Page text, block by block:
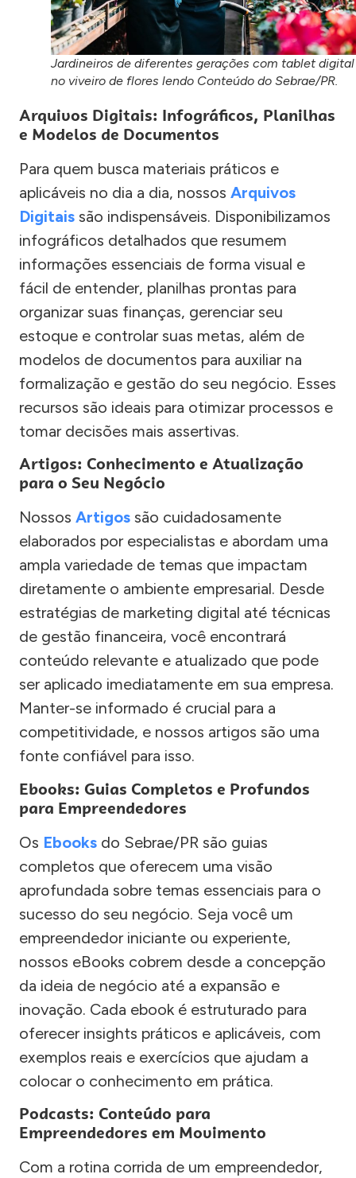
Jardineiros de diferentes gerações com tablet digital
no viveiro de flores lendo Conteúdo do Sebrae/PR.
Arquivos Digitais: Infográficos, Planilhas
e Modelos de Documentos
Para quem busca materiais práticos e
aplicáveis no dia a dia, nossos Arquivos
Digitais são indispensáveis. Disponibilizamos
infográficos detalhados que resumem
informações essenciais de forma visual e
fácil de entender, planilhas prontas para
organizar suas finanças, gerenciar seu
estoque e controlar suas metas, além de
modelos de documentos para auxiliar na
formalização e gestão do seu negócio. Esses
recursos são ideais para otimizar processos e
tomar decisões mais assertivas.
Artigos: Conhecimento e Atualização
para o Seu Negócio
Nossos Artigos são cuidadosamente
elaborados por especialistas e abordam uma
ampla variedade de temas que impactam
diretamente o ambiente empresarial. Desde
estratégias de marketing digital até técnicas
de gestão financeira, você encontrará
conteúdo relevante e atualizado que pode
ser aplicado imediatamente em sua empresa.
Manter-se informado é crucial para a
competitividade, e nossos artigos são uma
fonte confiável para isso.
Ebooks: Guias Completos e Profundos
para Empreendedores
Os Ebooks do Sebrae/PR são guias
completos que oferecem uma visão
aprofundada sobre temas essenciais para o
sucesso do seu negócio. Seja você um
empreendedor iniciante ou experiente,
nossos eBooks cobrem desde a concepção
da ideia de negócio até a expansão e
inovação. Cada ebook é estruturado para
oferecer insights práticos e aplicáveis, com
exemplos reais e exercícios que ajudam a
colocar o conhecimento em prática.
Podcasts: Conteúdo para
Empreendedores em Movimento
Com a rotina corrida de um empreendedor,